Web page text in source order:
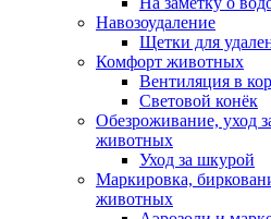
Навозоудаление
Щетки для
Комфорт животных
Вентиляция в
Световой конёк
Обезроживание, уход
животных
Уход за шкурой
Маркировка,
животных